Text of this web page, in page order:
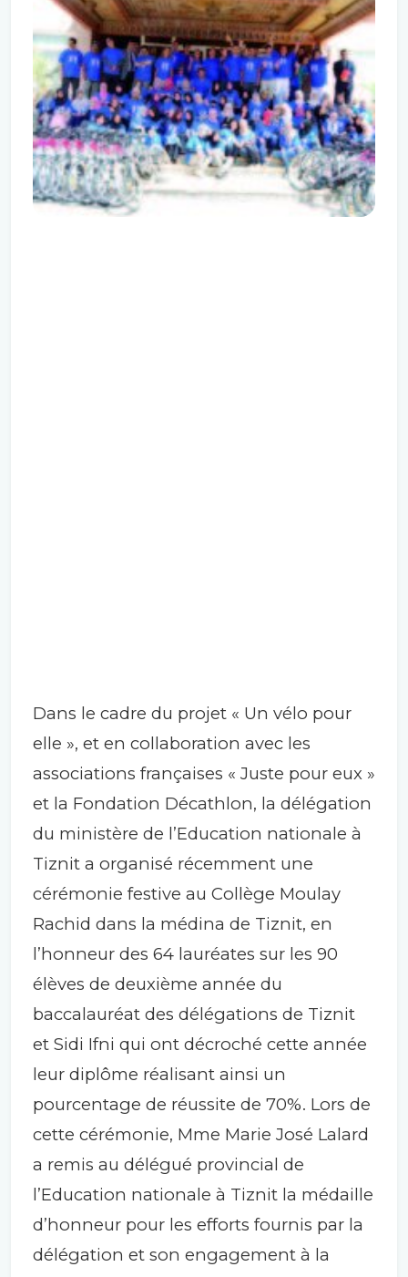
Dans le cadre du projet « Un vélo pour
elle », et en collaboration avec les
associations françaises « Juste pour eux »
et la Fondation Décathlon, la délégation
du ministère de l’Education nationale à
Tiznit a organisé récemment une
cérémonie festive au Collège Moulay
Rachid dans la médina de Tiznit, en
l’honneur des 64 lauréates sur les 90
élèves de deuxième année du
baccalauréat des délégations de Tiznit
et Sidi Ifni qui ont décroché cette année
leur diplôme réalisant ainsi un
pourcentage de réussite de 70%. Lors de
cette cérémonie, Mme Marie José Lalard
a remis au délégué provincial de
l’Education nationale à Tiznit la médaille
d’honneur pour les efforts fournis par la
délégation et son engagement à la